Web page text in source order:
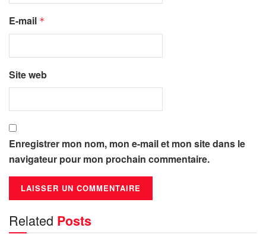
E-mail *
Site web
Enregistrer mon nom, mon e-mail et mon site dans le
navigateur pour mon prochain commentaire.
Related Posts